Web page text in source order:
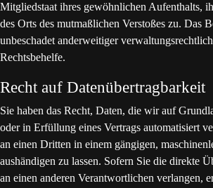
Mitgliedstaat ihres gewöhnlichen Aufenthalts,
des Orts des mutmaßlichen Verstoßes zu. Das
unbeschadet anderweitiger
Rechtsbehelfe.
Recht auf Daten­übertrag­barkeit
Sie haben das Recht, Daten, die wir auf
oder in Erfüllung eines Vertrags automatisiert
an einen Dritten in einem gängigen,
aushändigen zu lassen. Sofern Sie die direkte
an einen anderen Verantwortlichen verlangen,